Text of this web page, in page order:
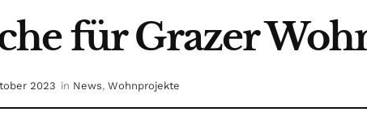
für Grazer
2023 in News, Wohnprojekte